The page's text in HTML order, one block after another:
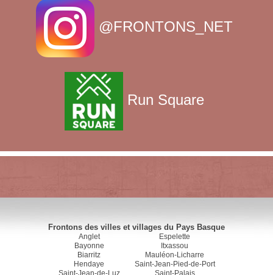
@FRONTONS_NET
Run Square
Frontons des villes et villages du Pays Basque
Anglet
Bayonne
Biarritz
Hendaye
Saint-Jean-de-Luz
Espelette
Itxassou
Mauléon-Licharre
Saint-Jean-Pied-de-Port
Saint-Palais